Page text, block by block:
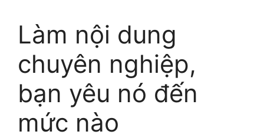
Làm nội dung
chuyên nghiệp,
bạn yêu nó đến
mức nào